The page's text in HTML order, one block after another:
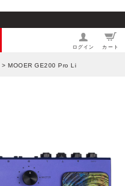
ログイン カート
> MOOER GE200 Pro Li